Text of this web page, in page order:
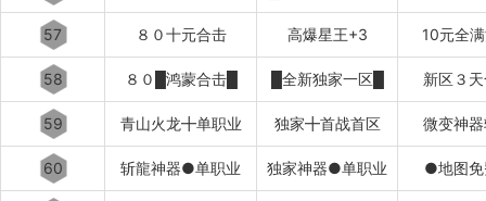
57 ８０十元合击 高爆星王+3 10元全
58 ８０█鸿蒙合击█ █全新独家一区█ 新区３
59 青山火龙╋单职业 独家╋首战首区 微变神
60 斩龍神器●单职业 独家神器●单职业 ●地图